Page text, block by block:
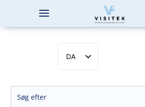
DA
EN
SV